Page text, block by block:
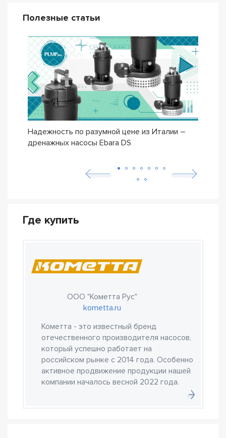
Полезные статьи
Надежность по разумной цене из Италии –
дренажных насосы Ebara DS
Где купить
ООО "Кометта Рус"
kometta.ru
Кометта - это известный бренд
отечественного производителя насосов,
который успешно работает на
российском рынке с 2014 года. Особенно
активное продвижение продукции нашей
компании началось весной 2022 года.